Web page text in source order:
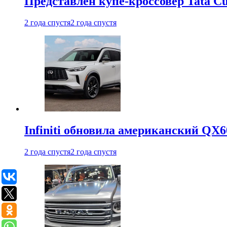
2 года спустя2 года спустя
Infiniti обновила американский
2 года спустя2 года спустя